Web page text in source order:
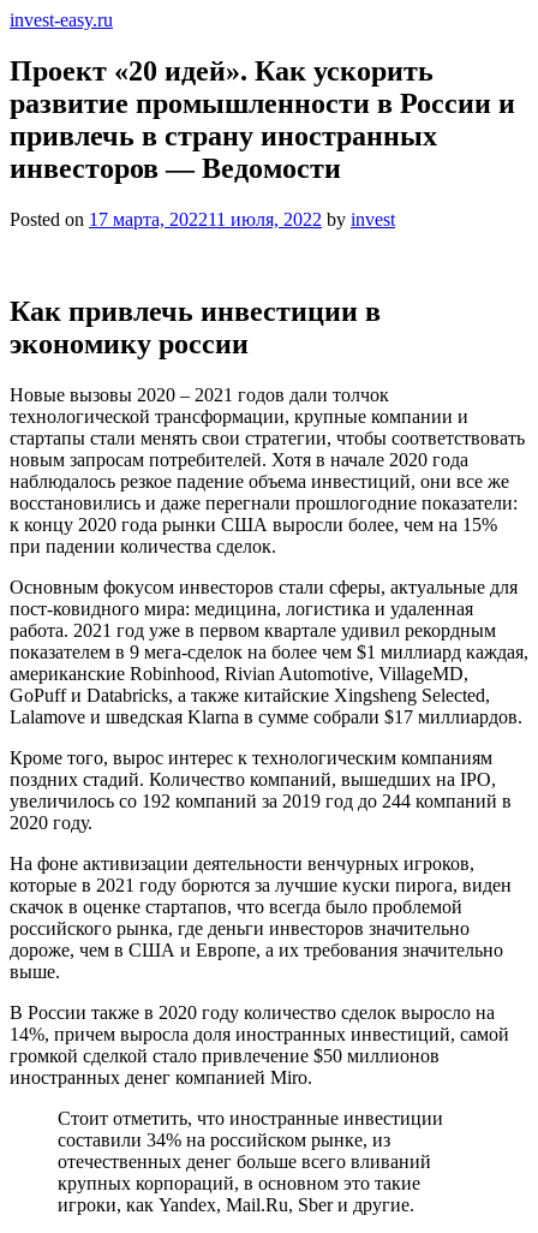
invest-easy.ru
Проект «20 идей». Как ускорить
развитие промышленности в России и
привлечь в страну иностранных
инвесторов — Ведомости
Posted on 17 марта, 202211 июля, 2022 by invest
Как привлечь инвестиции в
экономику россии
Новые вызовы 2020 – 2021 годов дали толчок
технологической трансформации, крупные компании и
стартапы стали менять свои стратегии, чтобы соответствовать
новым запросам потребителей. Хотя в начале 2020 года
наблюдалось резкое падение объема инвестиций, они все же
восстановились и даже перегнали прошлогодние показатели:
к концу 2020 года рынки США выросли более, чем на 15%
при падении количества сделок.
Основным фокусом инвесторов стали сферы, актуальные для
пост-ковидного мира: медицина, логистика и удаленная
работа. 2021 год уже в первом квартале удивил рекордным
показателем в 9 мега-сделок на более чем $1 миллиард каждая,
американские Robinhood, Rivian Automotive, VillageMD,
GoPuff и Databricks, а также китайские Xingsheng Selected,
Lalamove и шведская Klarna в сумме собрали $17 миллиардов.
Кроме того, вырос интерес к технологическим компаниям
поздних стадий. Количество компаний, вышедших на IPO,
увеличилось со 192 компаний за 2019 год до 244 компаний в
2020 году.
На фоне активизации деятельности венчурных игроков,
которые в 2021 году борются за лучшие куски пирога, виден
скачок в оценке стартапов, что всегда было проблемой
российского рынка, где деньги инвесторов значительно
дороже, чем в США и Европе, а их требования значительно
выше.
В России также в 2020 году количество сделок выросло на
14%, причем выросла доля иностранных инвестиций, самой
громкой сделкой стало привлечение $50 миллионов
иностранных денег компанией Miro.
Стоит отметить, что иностранные инвестиции
составили 34% на российском рынке, из
отечественных денег больше всего вливаний
крупных корпораций, в основном это такие
игроки, как Yandex, Mail.Ru, Sber и другие.